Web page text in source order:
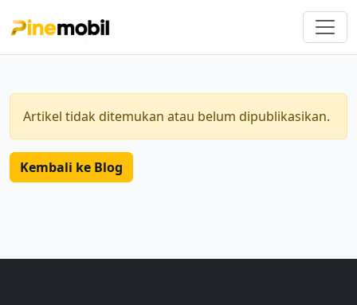
Artikel tidak ditemukan atau belum dipublikasikan.
Kembali ke Blog